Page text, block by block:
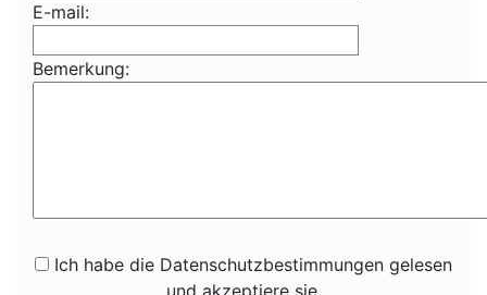
E-mail:
Bemerkung:
Ich habe die Datenschutzbestimmungen gelesen
und akzeptiere sie.